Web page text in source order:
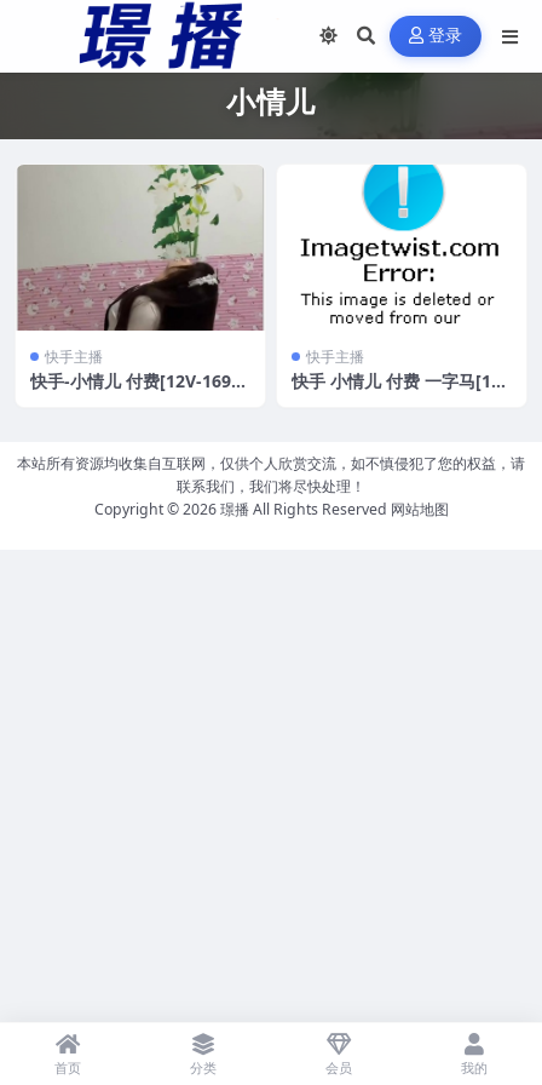
登录
小情儿
快手主播
快手-小情儿 付费[12V-169
快手主播
快手 小情儿 付费 一字马[17
本站所有资源均收集自互联网，仅供个人欣赏交流，如不慎侵犯了您的权益，请
联系我们，我们将尽快处理！
Copyright © 2026璟播All Rights Reserved 网站地图
首页 分类 会员 我的